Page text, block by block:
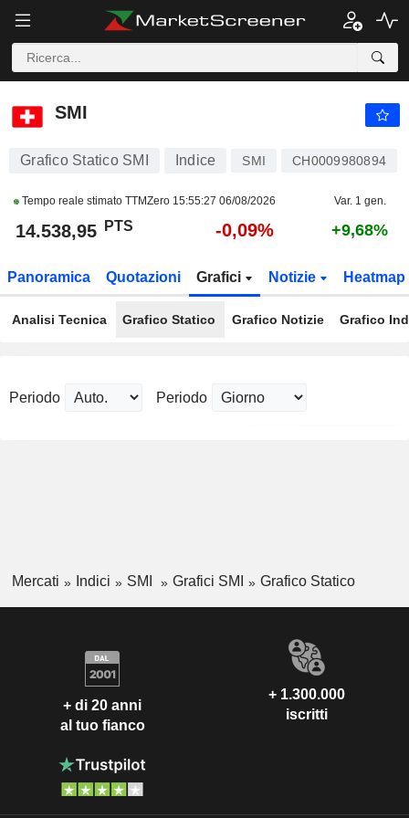
SMI
SMI
Grafico Statico SMI Indice SMI CH0009980894
Tempo reale stimato TTMZero 15:55:27 06/08/2026 Var. 1 gen.
14.538,95 PTS -0,09% +9,68%
Panoramica Quotazioni Grafici Notizie Heatmap
Analisi Tecnica Grafico Statico Grafico Notizie Grafico
Periodo Periodo
Mercati Indici SMI Grafici SMI Grafico Statico
+ di 20 anni
al tuo fianco
+ 1.300.000
iscritti